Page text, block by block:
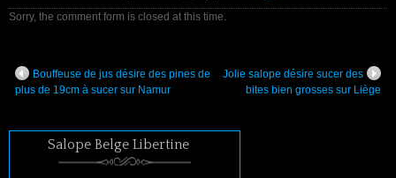
Sorry, the comment form is closed at this time.
Bouffeuse de jus désire des pines de
plus de 19cm à sucer sur Namur
Jolie salope désire sucer des
bites bien grosses sur Liège
Salope Belge Libertine